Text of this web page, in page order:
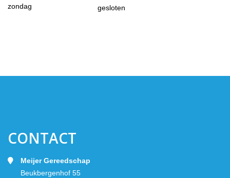
zondag
gesloten
CONTACT
Meijer Gereedschap
Beukbergenhof 55